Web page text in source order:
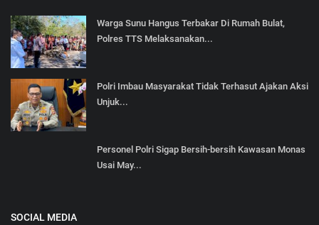
Warga Sunu Hangus Terbakar Di Rumah Bulat,
Polres TTS Melaksanakan...
Polri Imbau Masyarakat Tidak Terhasut Ajakan Aksi
Unjuk...
Personel Polri Sigap Bersih-bersih Kawasan Monas
Usai May...
SOCIAL MEDIA